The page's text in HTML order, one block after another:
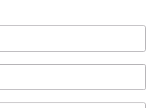
a iniezione
alla